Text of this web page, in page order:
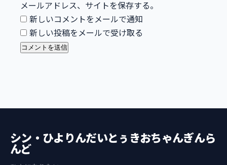
メールアドレス、サイトを保存する。
新しいコメントをメールで通知
新しい投稿をメールで受け取る
シン・ひよりんだいとぅきおちゃんぎんら
んど